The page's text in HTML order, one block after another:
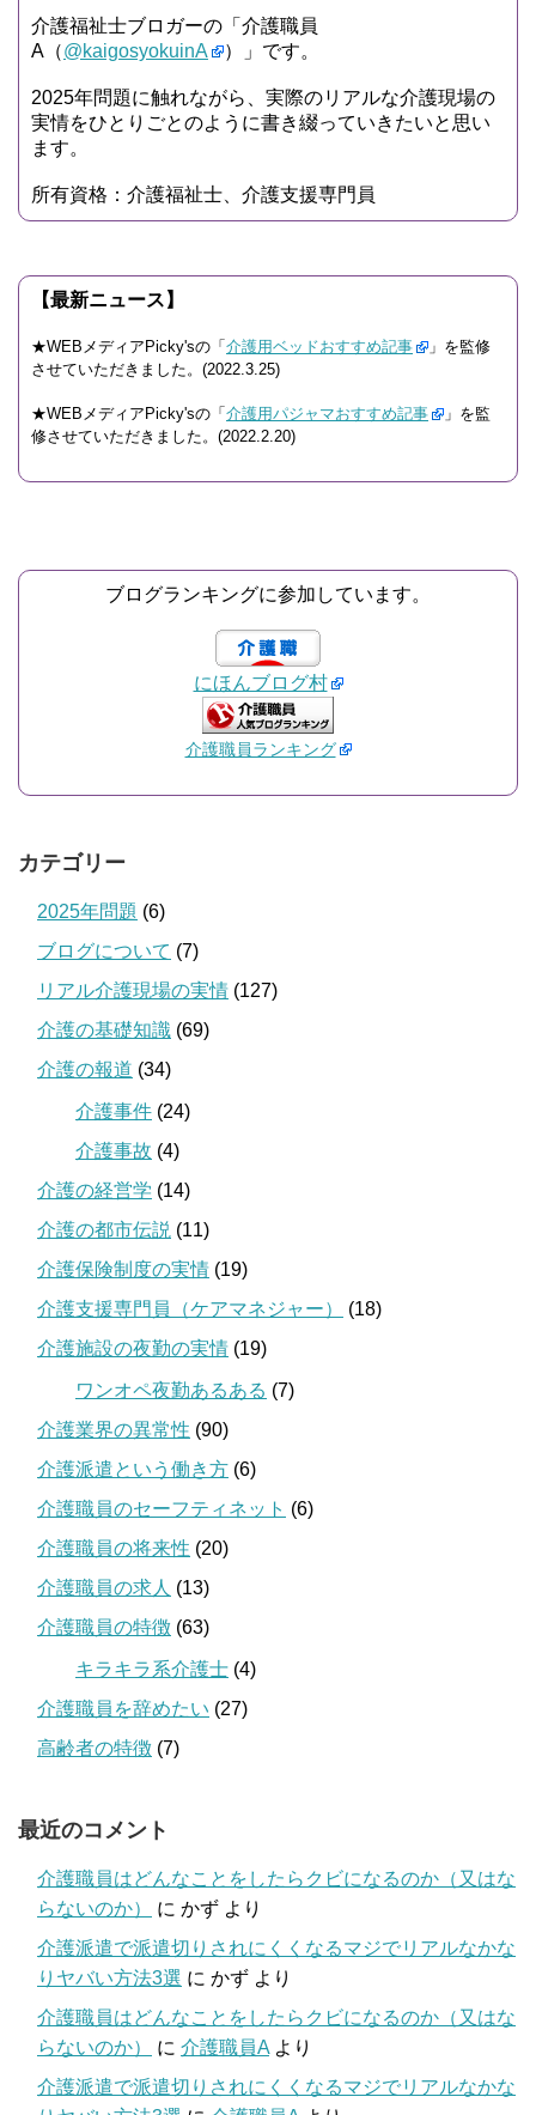
介護福祉士ブロガーの「介護職員
A（@kaigosyokuinA ）」です。
2025年問題に触れながら、実際のリアルな介護現場の
実情をひとりごとのように書き綴っていきたいと思い
ます。
所有資格：介護福祉士、介護支援専門員
【最新ニュース】
★WEBメディアPicky'sの「 介護用ベッドおすすめ記事
」を監修
させていただきました。(2022.3.25)
★WEBメディアPicky'sの「 介護用パジャマおすすめ記事
」を監
修させていただきました。(2022.2.20)
ブログランキングに参加しています。
にほんブログ村
介護職員ランキング
カテゴリー
2025年問題 (6)
ブログについて (7)
リアル介護現場の実情 (127)
介護の基礎知識 (69)
介護の報道 (34)
介護事件 (24)
介護事故 (4)
介護の経営学 (14)
介護の都市伝説 (11)
介護保険制度の実情 (19)
介護支援専門員（ケアマネジャー）
(18)
介護施設の夜勤の実情 (19)
ワンオペ夜勤あるある (7)
介護業界の異常性 (90)
介護派遣という働き方 (6)
介護職員のセーフティネット (6)
介護職員の将来性 (20)
介護職員の求人 (13)
介護職員の特徴 (63)
キラキラ系介護士 (4)
介護職員を辞めたい (27)
高齢者の特徴 (7)
最近のコメント
介護職員はどんなことをしたらクビになるのか（又はな
らないのか）
に かず より
介護派遣で派遣切りされにくくなるマジでリアルなかな
りヤバい方法3選 に かず より
介護職員はどんなことをしたらクビになるのか（又はな
らないのか）
に 介護職員A より
介護派遣で派遣切りされにくくなるマジでリアルなかな